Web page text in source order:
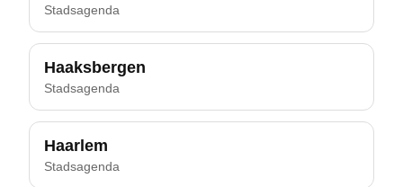
Stadsagenda
Haaksbergen
Stadsagenda
Haarlem
Stadsagenda